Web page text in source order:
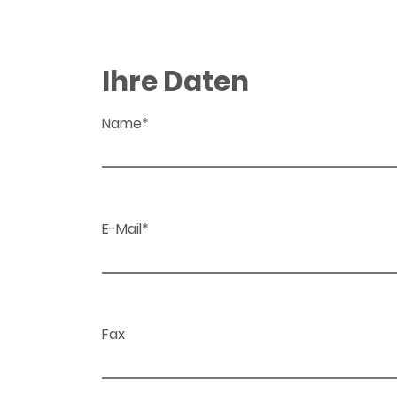
Ihre Daten
Name*
E-Mail*
Fax